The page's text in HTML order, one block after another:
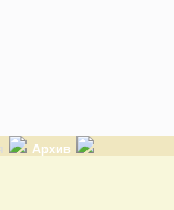
Архив